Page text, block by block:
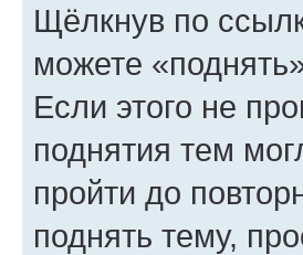
Щёлкнув по
можете
Если этого не
поднятия тем
пройти до
поднять тему,